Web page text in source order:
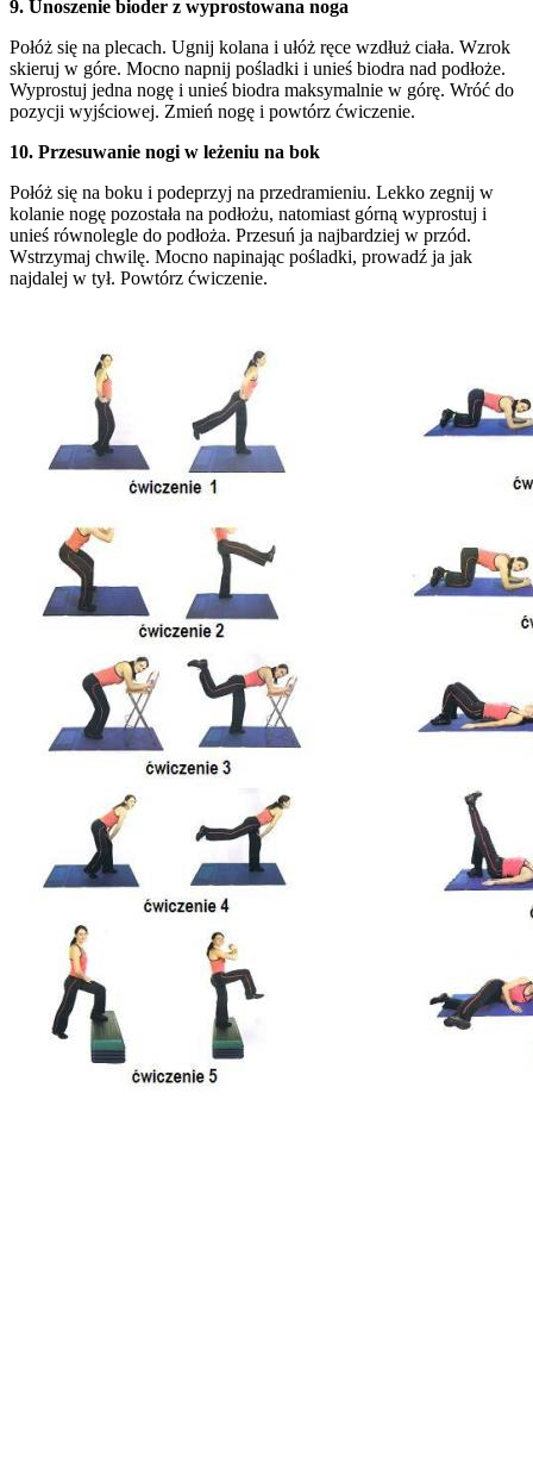
9. Unoszenie bioder z wyprostowana noga
Połóż się na plecach. Ugnij kolana i ułóż ręce wzdłuż ciała. Wzrok
skieruj w góre. Mocno napnij pośladki i unieś biodra nad podłoże.
Wyprostuj jedna nogę i unieś biodra maksymalnie w górę. Wróć do
pozycji wyjściowej. Zmień nogę i powtórz ćwiczenie.
10. Przesuwanie nogi w leżeniu na bok
Połóż się na boku i podeprzyj na przedramieniu. Lekko zegnij w
kolanie nogę pozostała na podłożu, natomiast górną wyprostuj i
unieś równolegle do podłoża. Przesuń ja najbardziej w przód.
Wstrzymaj chwilę. Mocno napinając pośladki, prowadź ja jak
najdalej w tył. Powtórz ćwiczenie.